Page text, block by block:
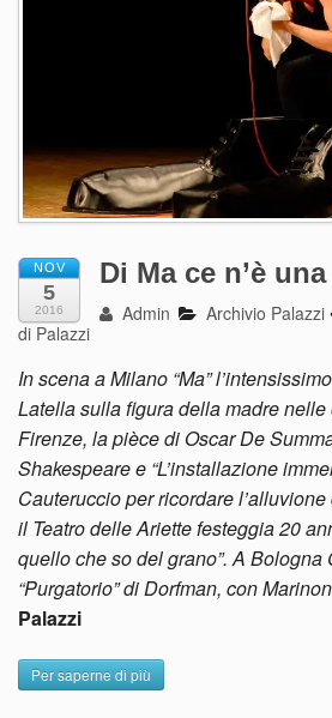
NOV
5
2016
Di Ma ce n’è
Admin Archivio Palazzi
di Palazzi
In scena a Milano “Ma”
Latella sulla figura della madre
Firenze, la pièce di Oscar De
Shakespeare e “L’installazione
Cauteruccio per ricordare
il Teatro delle Ariette festeggia 20
quello che so del grano”. A
“Purgatorio” di Dorfman, con
Palazzi
Per saperne di più